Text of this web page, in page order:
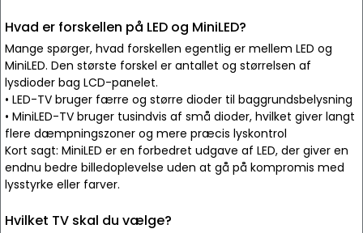
Hvad er forskellen på LED og MiniLED?
Mange spørger, hvad forskellen egentlig er mellem LED og
MiniLED. Den største forskel er antallet og størrelsen af
lysdioder bag LCD-panelet.
• LED-TV bruger færre og større dioder til baggrundsbelysning
• MiniLED-TV bruger tusindvis af små dioder, hvilket giver langt
flere dæmpningszoner og mere præcis lyskontrol
Kort sagt: MiniLED er en forbedret udgave af LED, der giver en
endnu bedre billedoplevelse uden at gå på kompromis med
lysstyrke eller farver.
Hvilket TV skal du vælge?